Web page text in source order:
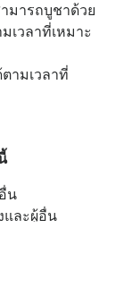
มารถบูชาด้วย
เวลาที่เหมาะ
ามเวลาที่
น
และผู้อื่น